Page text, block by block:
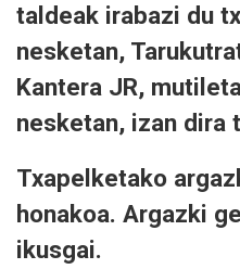
taldeak irabazi du
nesketan,
Kantera JR,
nesketan, izan dira
Txapelketako
honakoa. Argazki
ikusgai.